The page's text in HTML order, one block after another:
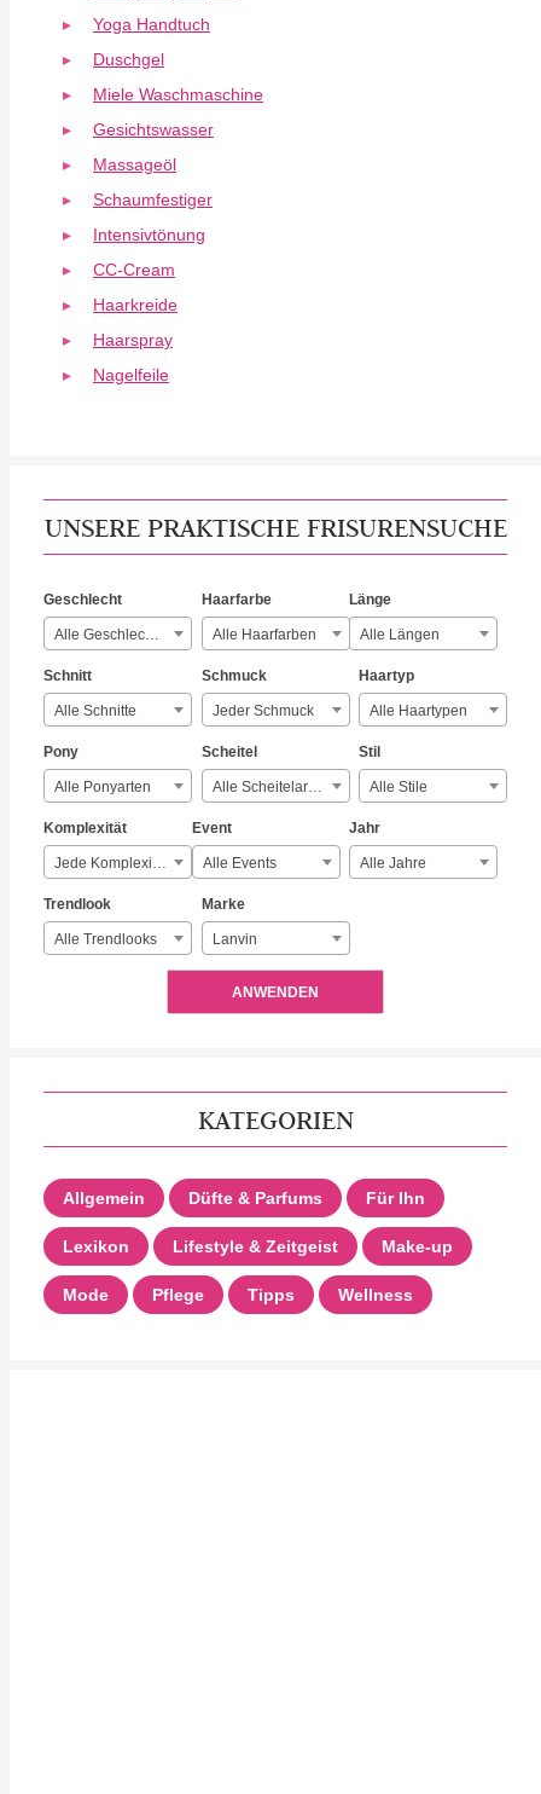
Yoga Handtuch
Duschgel
Miele Waschmaschine
Gesichtswasser
Massageöl
Schaumfestiger
Intensivtönung
CC-Cream
Haarkreide
Haarspray
Nagelfeile
UNSERE PRAKTISCHE FRISURENSUCHE
Geschlecht
Alle Geschlechter
Haarfarbe
Alle Haarfarben
Länge
Alle Längen
Schnitt
Alle Schnitte
Schmuck
Jeder Schmuck
Haartyp
Alle Haartypen
Pony
Alle Ponyarten
Scheitel
Alle Scheitelarten
Stil
Alle Stile
Komplexität
Jede Komplexität
Event
Alle Events
Jahr
Alle Jahre
Trendlook
Alle Trendlooks
Marke
Lanvin
ANWENDEN
KATEGORIEN
Allgemein Düfte & Parfums Für Ihn
Lexikon Lifestyle & Zeitgeist Make-up
Mode Pflege Tipps Wellness